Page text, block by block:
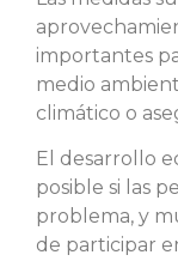
importantes
medio
climático o
El desarrollo
posible si las
problema, y
de participar